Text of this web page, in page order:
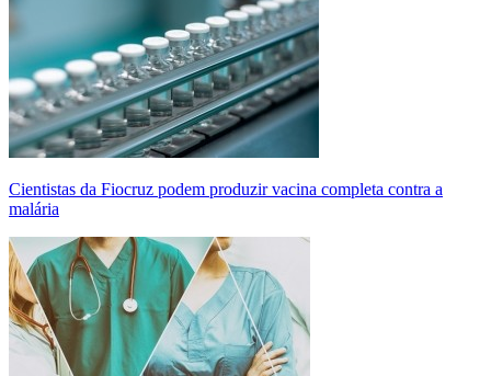
Cientistas da Fiocruz podem produzir vacina completa contra a
malária